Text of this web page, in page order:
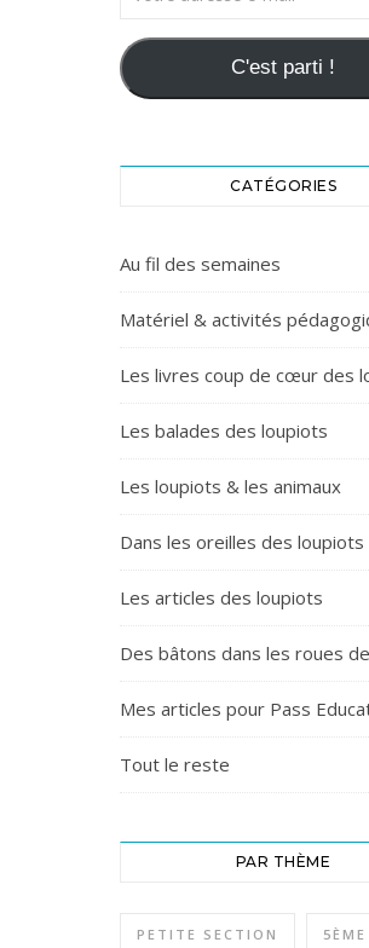
C'est parti !
CATÉGORIES
Au fil des semaines
Matériel & activités
Les livres coup de cœur des
Les balades des loupiots
Les loupiots & les animaux
Dans les oreilles des loupiots
Les articles des loupiots
Des bâtons dans les roues
Mes articles pour Pass
Tout le reste
PAR THÈME
PETITE SECTION 5ÈME